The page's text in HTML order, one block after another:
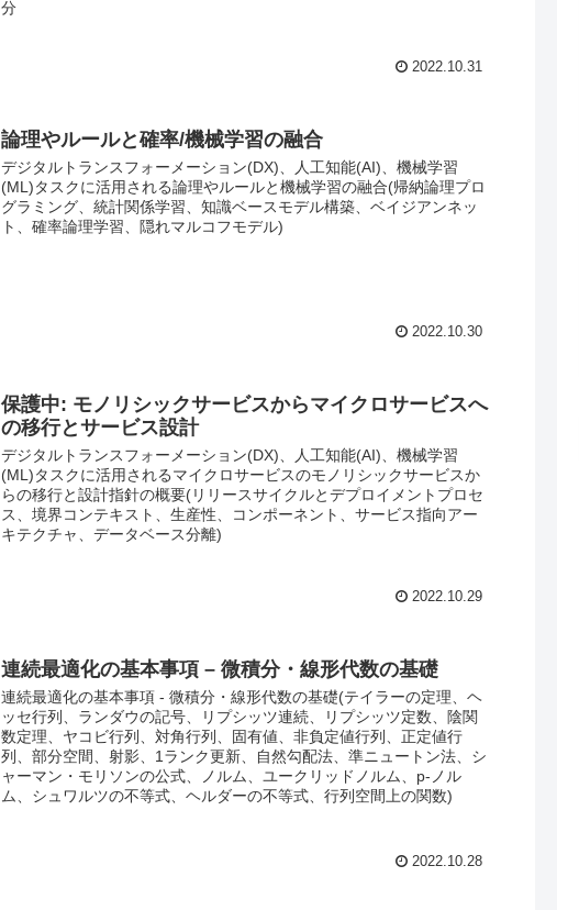
分
2022.10.31
論理やルールと確率/機械学習の融合
デジタルトランスフォーメーション(DX)、人工知能(AI)、機械学習
(ML)タスクに活用される論理やルールと機械学習の融合(帰納論理プロ
グラミング、統計関係学習、知識ベースモデル構築、ベイジアンネッ
ト、確率論理学習、隠れマルコフモデル)
2022.10.30
保護中: モノリシックサービスからマイクロサービスへ
の移行とサービス設計
デジタルトランスフォーメーション(DX)、人工知能(AI)、機械学習
(ML)タスクに活用されるマイクロサービスのモノリシックサービスか
らの移行と設計指針の概要(リリースサイクルとデプロイメントプロセ
ス、境界コンテキスト、生産性、コンポーネント、サービス指向アー
キテクチャ、データベース分離)
2022.10.29
連続最適化の基本事項 – 微積分・線形代数の基礎
連続最適化の基本事項 - 微積分・線形代数の基礎(テイラーの定理、ヘ
ッセ行列、ランダウの記号、リプシッツ連続、リプシッツ定数、陰関
数定理、ヤコビ行列、対角行列、固有値、非負定値行列、正定値行
列、部分空間、射影、1ランク更新、自然勾配法、準ニュートン法、シ
ャーマン・モリソンの公式、ノルム、ユークリッドノルム、p-ノル
ム、シュワルツの不等式、ヘルダーの不等式、行列空間上の関数)
2022.10.28